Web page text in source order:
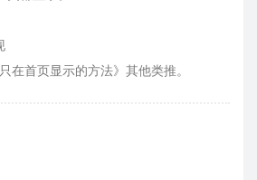
在首页显示的方法》 其他类推。